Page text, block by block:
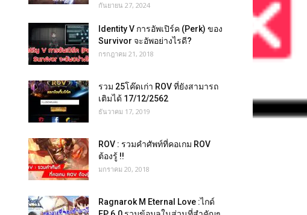
กันยายน 27, 2024
Identity V การอัพเปิร์ค (Perk) ของ
Survivor จะอัพอย่างไรดี?
กรกฎาคม 21, 2018
รวม 25โค๊ดเก่า ROV ที่ยังสามารถ
เติมได้ 17/12/2562
ธันวาคม 17, 2019
ROV : รวมคำศัพท์ที่คอเกม ROV
ต้องรู้ !!
มกราคม 20, 2018
Ragnarok M Eternal Love :ไกด์